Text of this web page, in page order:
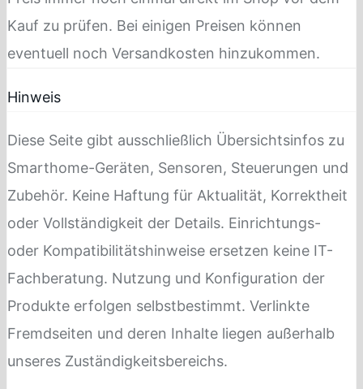
Kauf zu prüfen. Bei einigen Preisen können
eventuell noch Versandkosten hinzukommen.
Hinweis
Diese Seite gibt ausschließlich Übersichtsinfos zu
Smarthome-Geräten, Sensoren, Steuerungen und
Zubehör. Keine Haftung für Aktualität, Korrektheit
oder Vollständigkeit der Details. Einrichtungs-
oder Kompatibilitätshinweise ersetzen keine IT-
Fachberatung. Nutzung und Konfiguration der
Produkte erfolgen selbstbestimmt. Verlinkte
Fremdseiten und deren Inhalte liegen außerhalb
unseres Zuständigkeitsbereichs.